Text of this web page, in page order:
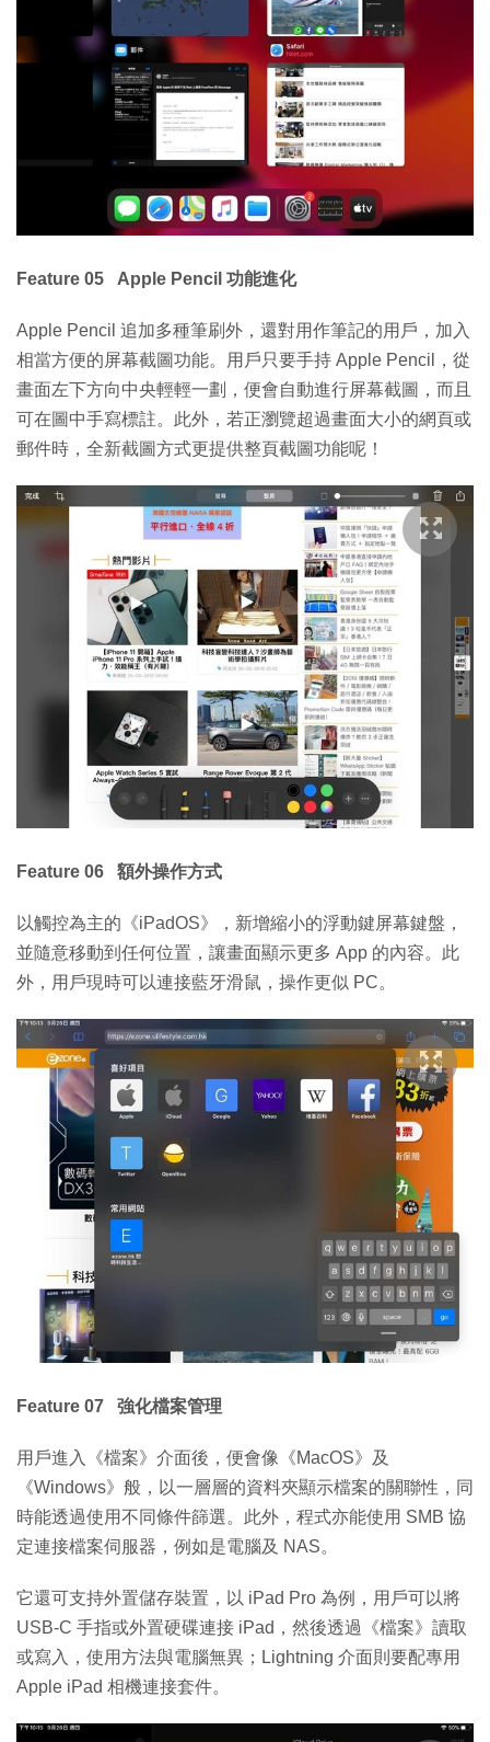
Feature 05 Apple Pencil 功能進化
Apple Pencil 追加多種筆刷外，還對用作筆記的用戶，加入
相當方便的屏幕截圖功能。用戶只要手持 Apple Pencil，從
畫面左下方向中央輕輕一劃，便會自動進行屏幕截圖，而且
可在圖中手寫標註。此外，若正瀏覽超過畫面大小的網頁或
郵件時，全新截圖方式更提供整頁截圖功能呢！
Feature 06 額外操作方式
以觸控為主的《iPadOS》，新增縮小的浮動鍵屏幕鍵盤，
並隨意移動到任何位置，讓畫面顯示更多 App 的內容。此
外，用戶現時可以連接藍牙滑鼠，操作更似 PC。
Feature 07 強化檔案管理
用戶進入《檔案》介面後，便會像《MacOS》及
《Windows》般，以一層層的資料夾顯示檔案的關聯性，同
時能透過使用不同條件篩選。此外，程式亦能使用 SMB 協
定連接檔案伺服器，例如是電腦及 NAS。
它還可支持外置儲存裝置，以 iPad Pro 為例，用戶可以將
USB-C 手指或外置硬碟連接 iPad，然後透過《檔案》讀取
或寫入，使用方法與電腦無異；Lightning 介面則要配專用
Apple iPad 相機連接套件。